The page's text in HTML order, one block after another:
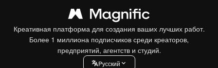
Креативная платформа для создания ваших лучших работ.
Более 1 миллиона подписчиков среди креаторов,
предприятий, агентств и студий.
Pусский